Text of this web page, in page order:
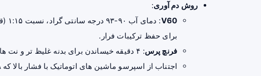
روش دم‌ آوری:
V60
برای حفظ ترکیبات فرار.
فرنچ پرس: ۴ دقیقه خیساندن برای بدنه غلیظ‌ تر و نت‌ های شکلاتی.
اجتناب از اسپرسو ماشین‌ های اتوماتیک با فشار بالا که CGA را تخریب میکند.